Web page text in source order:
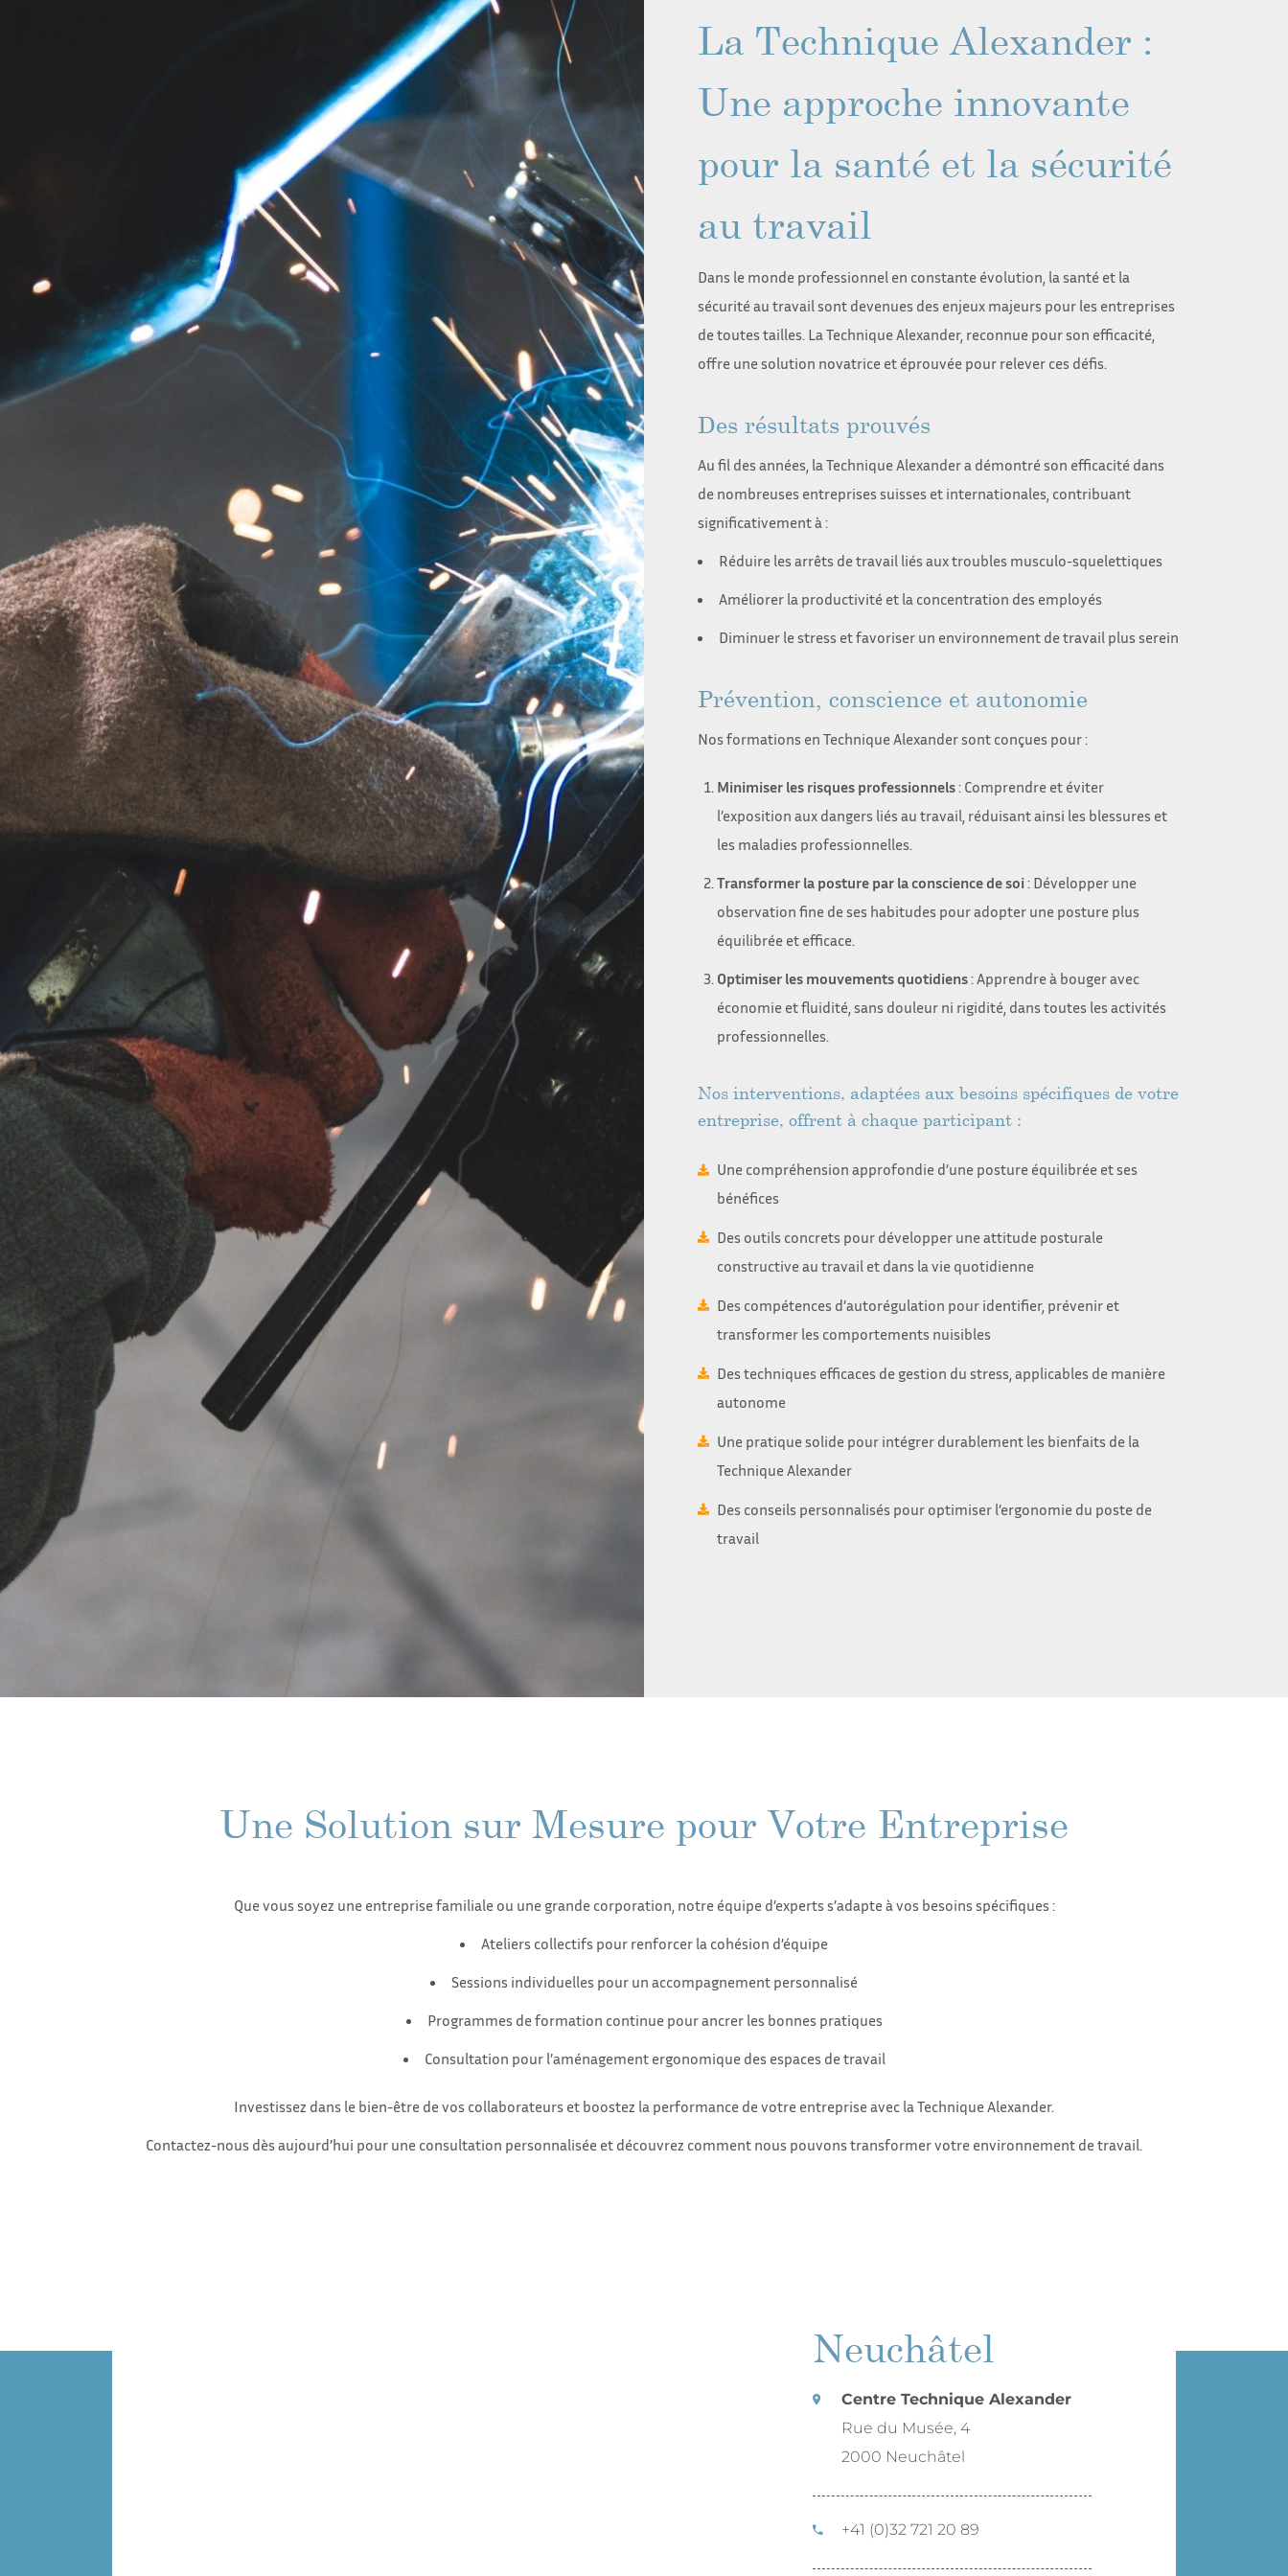
La Technique Alexander :
Une approche innovante
pour la santé et la sécurité
au travail
Dans le monde professionnel en constante évolution, la santé et la
sécurité au travail sont devenues des enjeux majeurs pour les entreprises
de toutes tailles. La Technique Alexander, reconnue pour son efficacité,
offre une solution novatrice et éprouvée pour relever ces défis.
Des résultats prouvés
Au fil des années, la Technique Alexander a démontré son efficacité dans
de nombreuses entreprises suisses et internationales, contribuant
significativement à :
Réduire les arrêts de travail liés aux troubles musculo-squelettiques
Améliorer la productivité et la concentration des employés
Diminuer le stress et favoriser un environnement de travail plus serein
Prévention, conscience et autonomie
Nos formations en Technique Alexander sont conçues pour :
Minimiser les risques professionnels: Comprendre et éviter
l’exposition aux dangers liés au travail, réduisant ainsi les blessures et
les maladies professionnelles.
Transformer la posture par la conscience de soi: Développer une
observation fine de ses habitudes pour adopter une posture plus
équilibrée et efficace.
Optimiser les mouvements quotidiens: Apprendre à bouger avec
économie et fluidité, sans douleur ni rigidité, dans toutes les activités
professionnelles.
Nos interventions, adaptées aux besoins spécifiques de votre
entreprise, offrent à chaque participant :
Une compréhension approfondie d’une posture équilibrée et ses
bénéfices
Des outils concrets pour développer une attitude posturale
constructive au travail et dans la vie quotidienne
Des compétences d’autorégulation pour identifier, prévenir et
transformer les comportements nuisibles
Des techniques efficaces de gestion du stress, applicables de manière
autonome
Une pratique solide pour intégrer durablement les bienfaits de la
Technique Alexander
Des conseils personnalisés pour optimiser l’ergonomie du poste de
travail
Une Solution sur Mesure pour Votre Entreprise
Que vous soyez une entreprise familiale ou une grande corporation, notre équipe d’experts s’adapte à vos besoins spécifiques :
Ateliers collectifs pour renforcer la cohésion d’équipe
Sessions individuelles pour un accompagnement personnalisé
Programmes de formation continue pour ancrer les bonnes pratiques
Consultation pour l’aménagement ergonomique des espaces de travail
Investissez dans le bien-être de vos collaborateurs et boostez la performance de votre entreprise avec la Technique Alexander.
Contactez-nous dès aujourd’hui pour une consultation personnalisée et découvrez comment nous pouvons transformer votre environnement de travail.
Neuchâtel
Centre Technique Alexander
Rue du Musée, 4
2000 Neuchâtel
+41 (0)32 721 20 89